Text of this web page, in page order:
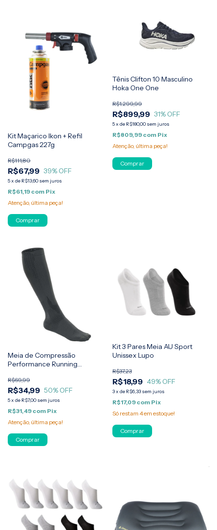
Kit Maçarico Ikon + Refil
Campgas 227g
R$67,99
R$111,80
39% OFF
5x de R$13,60 sem juros
R$61,19 com Pix
Atenção, última peça!
Tênis Clifton 10 Masculino
Hoka One One
R$899,99
R$1.299,99
31% OFF
5x de R$180,00 sem juros
R$809,99 com Pix
Atenção, última peça!
Comprar
Meia de Compressão
Performance Running
R$34,99
R$69,99
50% OFF
5x de R$7,00 sem juros
R$31,49 com Pix
Atenção, última peça!
Comprar
Kit 3 Pares Meia AU Sport
Unissex Lupo
R$18,99
R$37,23
49% OFF
3x de R$6,33 sem juros
R$17,09 com Pix
Só restam 4em estoque!
Comprar